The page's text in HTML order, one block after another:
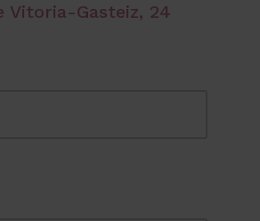
Vitoria-Gasteiz, 24